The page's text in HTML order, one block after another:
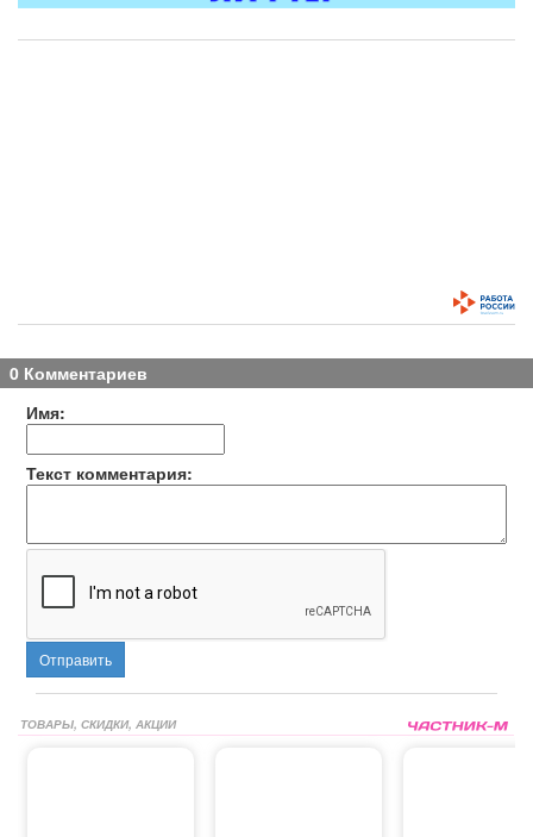
0 Комментариев
Имя:
Текст комментария:
Отправить
ТОВАРЫ, СКИДКИ, АКЦИИ